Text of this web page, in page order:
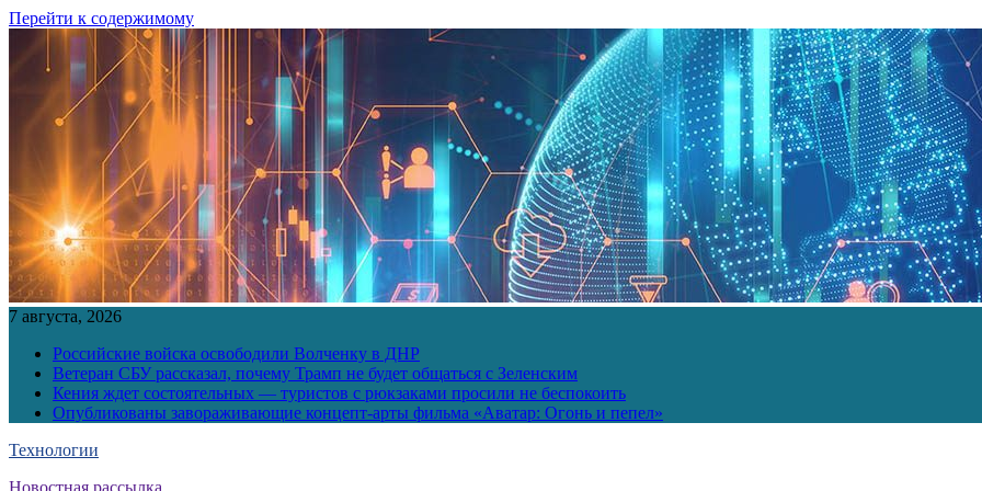
Перейти к содержимому
7 августа, 2026
Российские войска освободили Волченку в ДНР
Ветеран СБУ рассказал, почему Трамп не будет общаться с Зеленским
Кения ждет состоятельных — туристов с рюкзаками просили не беспокоить
Опубликованы завораживающие концепт-арты фильма «Аватар: Огонь и пепел»
Технологии
Новостная рассылка